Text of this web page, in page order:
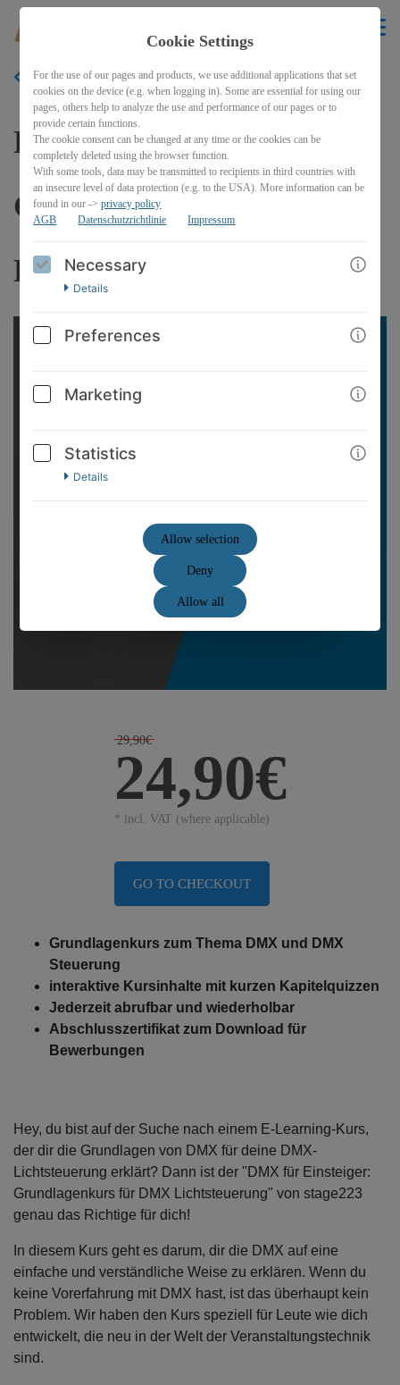
BACK
DMX für Einsteiger:
Grundlagenkurs für DMX
Lichtsteuerung
29,90€
24,90€
* incl. VAT (where applicable)
GO TO CHECKOUT
Grundlagenkurs zum Thema DMX und DMX
Steuerung
interaktive Kursinhalte mit kurzen Kapitelquizzen
Jederzeit abrufbar und wiederholbar
Abschlusszertifikat zum Download für
Bewerbungen
Hey, du bist auf der Suche nach einem E-Learning-Kurs,
der dir die Grundlagen von DMX für deine DMX-
Lichtsteuerung erklärt? Dann ist der "DMX für Einsteiger:
Grundlagenkurs für DMX Lichtsteuerung" von stage223
genau das Richtige für dich!
In diesem Kurs geht es darum, dir die DMX auf eine
einfache und verständliche Weise zu erklären. Wenn du
keine Vorerfahrung mit DMX hast, ist das überhaupt kein
Problem. Wir haben den Kurs speziell für Leute wie dich
entwickelt, die neu in der Welt der Veranstaltungstechnik
sind.
Cookie Settings
For the use of our pages and products, we use additional applications that set
cookies on the device (e.g. when logging in). Some are essential for using our
pages, others help to analyze the use and performance of our pages or to
provide certain functions.
The cookie consent can be changed at any time or the cookies can be
completely deleted using the browser function.
With some tools, data may be transmitted to recipients in third countries with
an insecure level of data protection (e.g. to the USA). More information can be
found in our ->privacy policy
AGB
Datenschutzrichtlinie Impressum
Necessary
Details
Preferences
Marketing
Statistics
Details
Allow selection
Deny
Allow all